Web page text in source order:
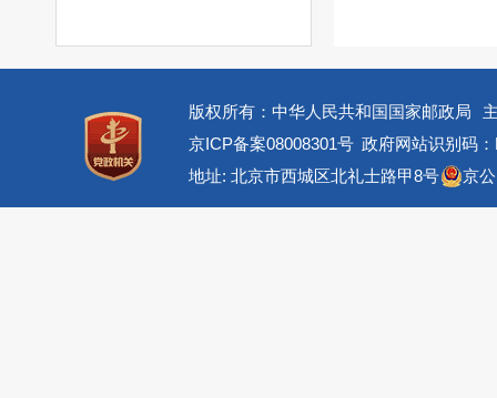
版权所有：中华人民共和国国家邮政局
京ICP备案08008301号 政府网站识别码
地址: 北京市西城区北礼士路甲8号
京